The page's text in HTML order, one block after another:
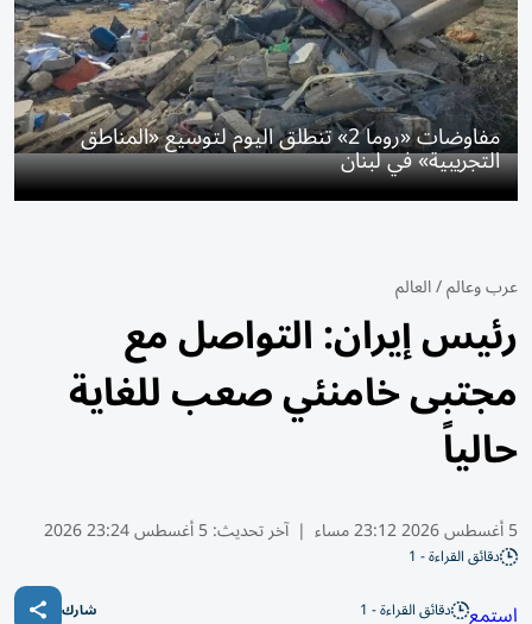
مفاوضات «روما 2» تنطلق اليوم لتوسيع «المناطق
التجريبية» في لبنان
عرب وعالم/العالم
رئيس إيران: التواصل مع
مجتبى خامنئي صعب للغاية
حالياً
5 أغسطس 2026 23:12 مساء | آخر تحديث:5 أغسطس 23:24 2026
دقائق القراءة - 1
استمع دقائق القراءة - 1 شارك